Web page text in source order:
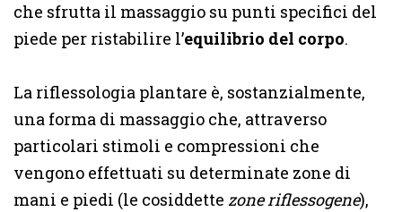
che sfrutta il massaggio su punti specifici del
piede per ristabilire l’equilibrio del corpo.
La riflessologia plantare è, sostanzialmente,
una forma di massaggio che, attraverso
particolari stimoli e compressioni che
vengono effettuati su determinate zone di
mani e piedi (le cosiddette zone riflessogene),